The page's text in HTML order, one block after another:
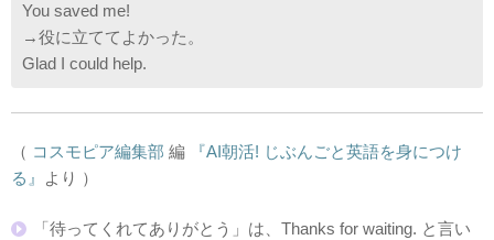
You saved me!
→役に立ててよかった。
Glad I could help.
（ コスモピア編集部 編
『AI朝活! じぶんごと英語を身につけ
る』
より ）
「待ってくれてありがとう」は、Thanks for waiting. と言い